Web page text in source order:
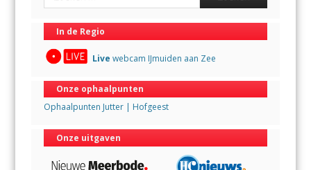
In de Regio
Live webcam IJmuiden aan Zee
Onze ophaalpunten
Ophaalpunten Jutter | Hofgeest
Onze uitgaven